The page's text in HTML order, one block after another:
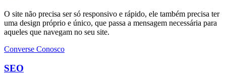
O site não precisa ser só responsivo e rápido, ele também precisa ter
uma design próprio e único, que passa a mensagem necessária para
aqueles que navegam no seu site.
Converse Conosco
SEO